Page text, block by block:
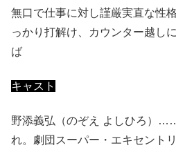
無口で仕事に対し謹厳実直な性
っかり打解け、カウンター越し
ば
キャスト
野添義弘（のぞえ よしひろ）
れ。劇団スーパー・エキセント